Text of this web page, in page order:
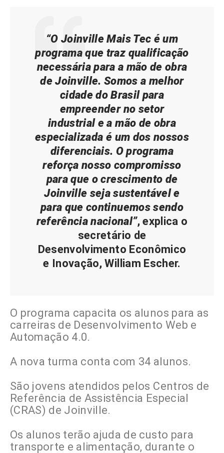
“O Joinville Mais Tec é um
programa que traz qualificação
necessária para a mão de obra
de Joinville. Somos a melhor
cidade do Brasil para
empreender no setor
industrial e a mão de obra
especializada é um dos nossos
diferenciais. O programa
reforça nosso compromisso
para que o crescimento de
Joinville seja sustentável e
para que continuemos sendo
referência nacional”, explica o
secretário de
Desenvolvimento Econômico
e Inovação, William Escher.
O programa capacita os alunos para as
carreiras de Desenvolvimento Web e
Automação 4.0.
A nova turma conta com 34 alunos.
São jovens atendidos pelos Centros de
Referência de Assistência Especial
(CRAS) de Joinville.
Os alunos terão ajuda de custo para
transporte e alimentação, durante o